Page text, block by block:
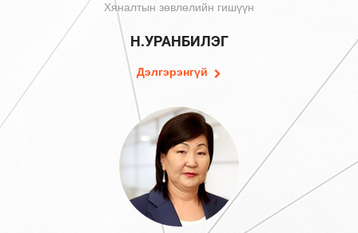
Хяналтын зөвлөлийн гишүүн
Н.УРАНБИЛЭГ
Дэлгэрэнгүй